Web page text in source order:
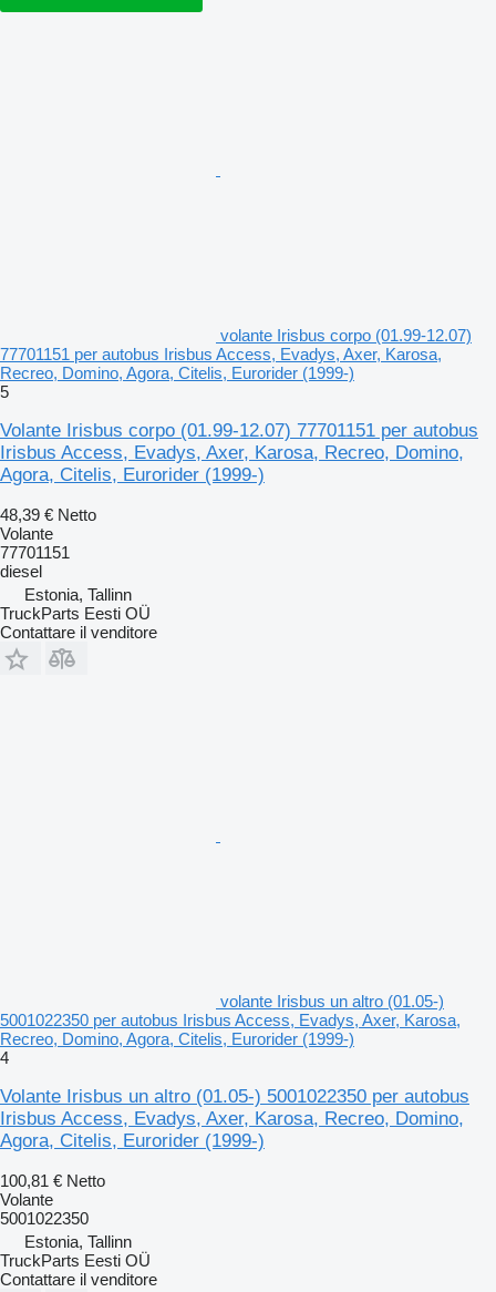
volante Irisbus corpo (01.99-12.07)
77701151 per autobus Irisbus Access, Evadys, Axer, Karosa,
Recreo, Domino, Agora, Citelis, Eurorider (1999-)
5
Volante Irisbus corpo (01.99-12.07) 77701151 per autobus
Irisbus Access, Evadys, Axer, Karosa, Recreo, Domino,
Agora, Citelis, Eurorider (1999-)
48,39 € Netto
Volante
77701151
diesel
Estonia, Tallinn
TruckParts Eesti OÜ
Contattare il venditore
volante Irisbus un altro (01.05-)
5001022350 per autobus Irisbus Access, Evadys, Axer, Karosa,
Recreo, Domino, Agora, Citelis, Eurorider (1999-)
4
Volante Irisbus un altro (01.05-) 5001022350 per autobus
Irisbus Access, Evadys, Axer, Karosa, Recreo, Domino,
Agora, Citelis, Eurorider (1999-)
100,81 € Netto
Volante
5001022350
Estonia, Tallinn
TruckParts Eesti OÜ
Contattare il venditore